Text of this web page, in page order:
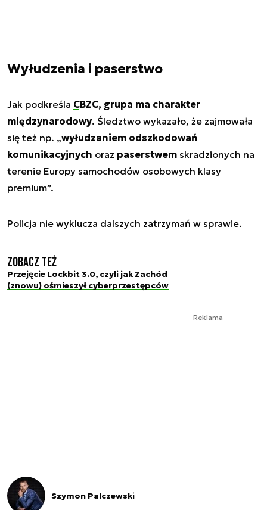
Wyłudzenia i paserstwo
Jak podkreśla CBZC, grupa ma charakter
międzynarodowy. Śledztwo wykazało, że zajmowała
się też np. „wyłudzaniem odszkodowań
komunikacyjnych oraz paserstwem skradzionych na
terenie Europy samochodów osobowych klasy
premium”.
Policja nie wyklucza dalszych zatrzymań w sprawie.
Zobacz też
Przejęcie Lockbit 3.0, czyli jak Zachód
(znowu) ośmieszył cyberprzestępców
Reklama
Szymon Palczewski